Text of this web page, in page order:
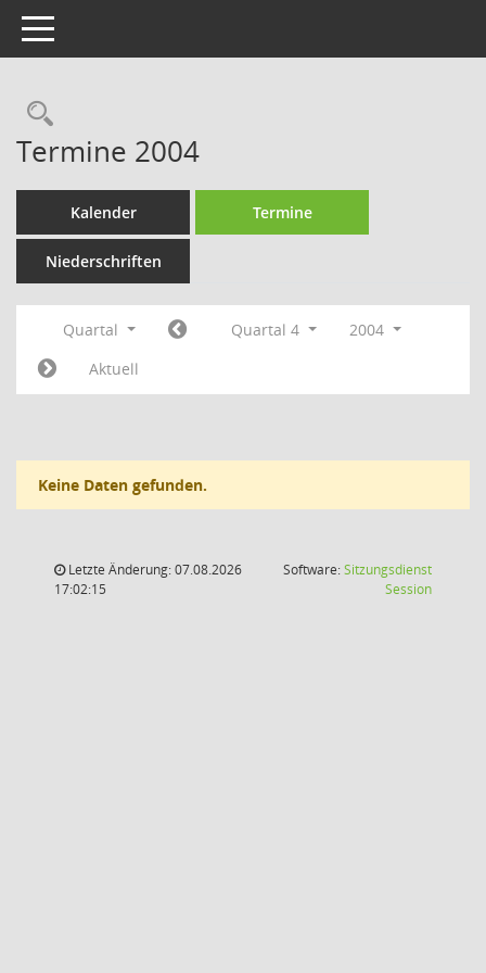
Toggle navigation
Rechercheauswahl
Termine 2004
Kalender Termine
Niederschriften
Quartal Quartal 4
2004
Aktuell
Keine Daten gefunden.
Letzte Änderung: 07.08.2026
17:02:15
Software:Sitzungsdienst
Session(Wird in